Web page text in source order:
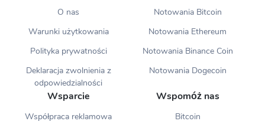
O nas
Warunki użytkowania
Polityka prywatności
Deklaracja zwolnienia z
odpowiedzialności
Notowania Bitcoin
Notowania Ethereum
Notowania Binance Coin
Notowania Dogecoin
Wsparcie
Współpraca reklamowa
Wspomóż nas
Bitcoin